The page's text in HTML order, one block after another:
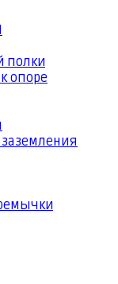
полки
опоре